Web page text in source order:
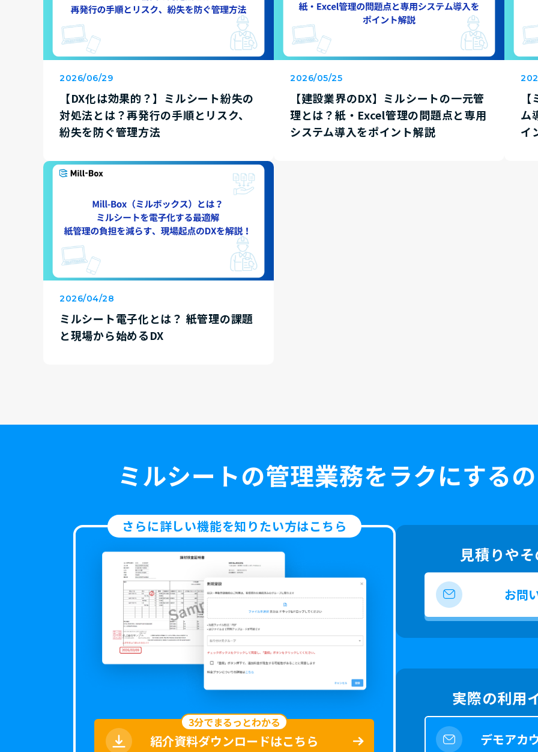
2026/06/29
【DX化は効果的？】ミルシート紛失の
対処法とは？再発行の手順とリスク、
紛失を防ぐ管理方法
2026/05/25
【建設業界のDX】ミルシートの一元管
理とは？紙・Excel管理の問題点と専用
システム導入をポイント解説
ム
イ
2026/04/28
ミルシート電子化とは？ 紙管理の課題
と現場から始めるDX
ミルシートの管理業務をラクにする
さらに詳しい機能を知りたい方はこちら
紹介資料ダウンロードはこちら
3分でまるっとわかる
見積りや
お問
実際の利用
デモアカ